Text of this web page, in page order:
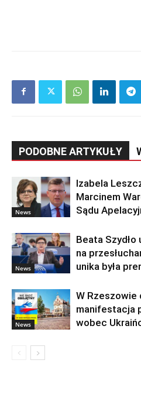
PODOBNE ARTYKUŁY
News
Izabela
Marcinem
Sądu
News
Beata
na
unika była
News
W Rzeszowie
manifestacja
wobec